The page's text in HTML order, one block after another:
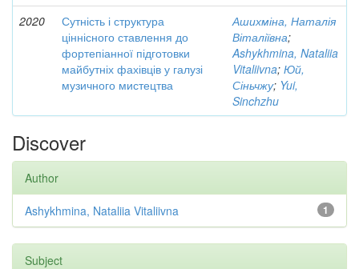
2020
Сутність і структура
ціннісного ставлення до
фортепіанної підготовки
майбутніх фахівців у галузі
музичного мистецтва
Ашихміна, Наталія
Віталіївна;
Ashykhmina, Nataliia
Vitaliivna; Юй,
Сіньчжу; Yui,
Sinchzhu
Discover
Author
1
Ashykhmina, Nataliia Vitaliivna
Subject